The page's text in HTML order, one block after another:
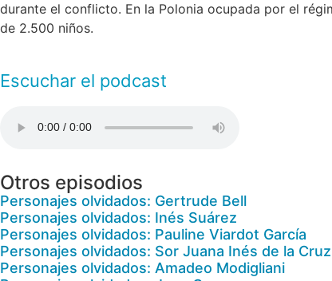
durante el conflicto. En la Polonia ocupada por el
de 2.500 niños.
Escuchar el podcast
Otros episodios
Personajes olvidados: Gertrude Bell
Personajes olvidados: Inés Suárez
Personajes olvidados: Pauline Viardot García
Personajes olvidados: Sor Juana Inés de la Cruz
Personajes olvidados: Amadeo Modigliani